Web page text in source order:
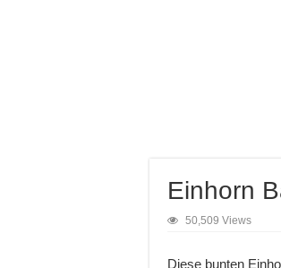
Einhorn
50,509 Views
Diese bunten